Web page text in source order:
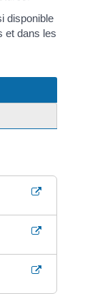
disponible
et dans les